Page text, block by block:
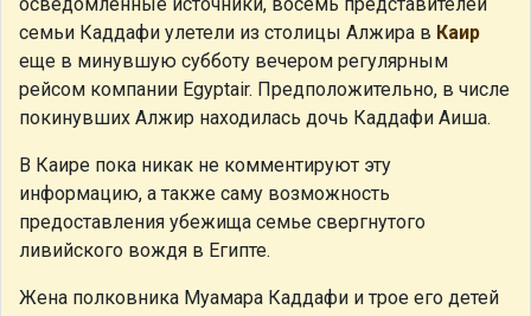
осведомленные источники, восемь представителей
семьи Каддафи улетели из столицы Алжира в Каир
еще в минувшую субботу вечером регулярным
рейсом компании Egyptair. Предположительно, в числе
покинувших Алжир находилась дочь Каддафи Аиша.
В Каире пока никак не комментируют эту
информацию, а также саму возможность
предоставления убежища семье свергнутого
ливийского вождя в Египте.
Жена полковника Муамара Каддафи и трое его детей